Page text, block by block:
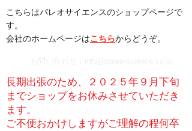
こちらはパレオサイエンスのショップページで
す。
​会社のホームページはこちらからどうぞ。
長期出張のため、２０２５年９月下旬
までショップをお休みさせていただき
ます。
​ご不便おかけしますがご理解の程何卒